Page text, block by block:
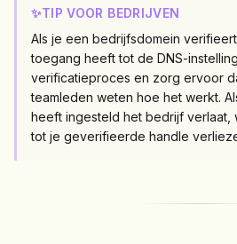
✨TIP VOOR BEDRIJVEN
Als je een bedrijfsdomein
toegang heeft tot de DNS-
verificatieproces en zorg ervoor
teamleden weten hoe het werkt.
heeft ingesteld het bedrijf verlaat,
tot je geverifieerde handle